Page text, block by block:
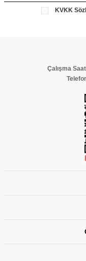
KVKK
Çalışma